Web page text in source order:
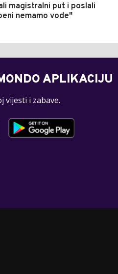
magistralni put i poslali
nemamo vode"
APLIKACIJU
vijesti i zabave.